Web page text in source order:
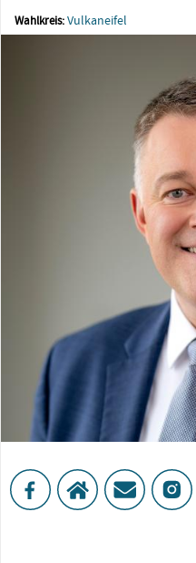
Wahlkreis:Vulkaneifel